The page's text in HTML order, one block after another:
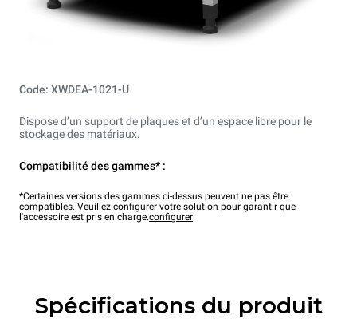
Code: XWDEA-1021-U
Dispose d’un support de plaques et d’un espace libre pour le
stockage des matériaux.
Compatibilité des gammes* :
*Certaines versions des gammes ci-dessus peuvent ne pas être
compatibles. Veuillez configurer votre solution pour garantir que
l'accessoire est pris en charge.configurer
Spécifications du produit